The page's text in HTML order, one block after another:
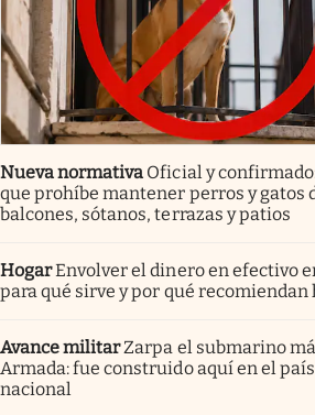
Nueva normativa Oficial y
que prohíbe mantener perros y gatos
balcones, sótanos, terrazas y patios
HogarEnvolver el dinero en efectivo
para qué sirve y por qué recomiendan
Avance militarZarpa el submarino
Armada: fue construido aquí en el
nacional